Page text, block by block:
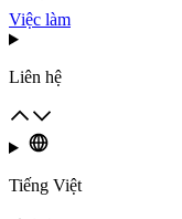
Việc làm
Liên hệ
Tiếng Việt